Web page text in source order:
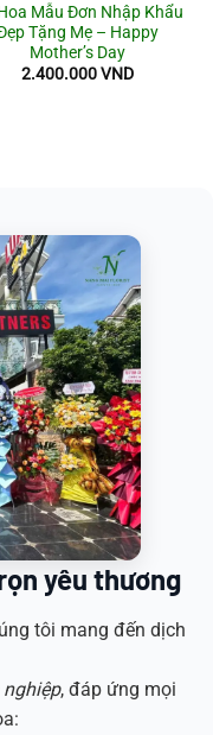
Mẫu Đơn Nhập Khẩu
Tặng Mẹ – Happy
Mother’s Day
2.400.000VND
yêu thương
tôi mang đến dịch
, đáp ứng mọi